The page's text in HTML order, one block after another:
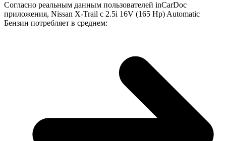
Согласно реальным данным пользователей inCarDoc
приложения, Nissan X-Trail с 2.5i 16V (165 Hp) Automatic
Бензин потребляет в среднем: